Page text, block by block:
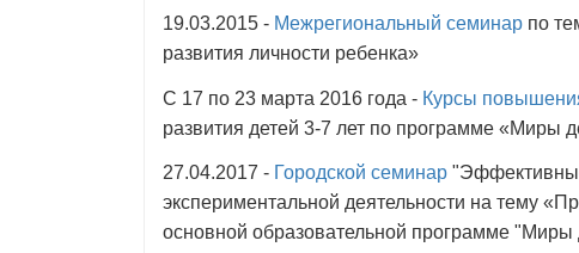
19.03.2015 - Межрегиональный семинарпо
развития личности ребенка»
С 17 по 23 марта 2016 года - Курсы
развития детей 3-7 лет по программе «Миры
27.04.2017 - Городской семинар
экспериментальной деятельности на тему
основной образовательной программе "Миры